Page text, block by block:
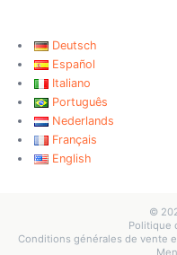
Deutsch
Español
Italiano
Português
Nederlands
Français
English
©
Politique
Conditions générales de vente